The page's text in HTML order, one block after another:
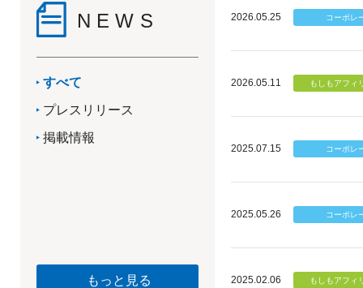
NEWS
すべて
プレスリリース
掲載情報
もっと見る
2026.05.25
2026.05.11
2025.07.15
2025.05.26
2025.02.06